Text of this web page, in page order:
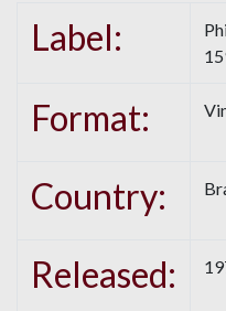
Label:
Format:
Country:
Released: